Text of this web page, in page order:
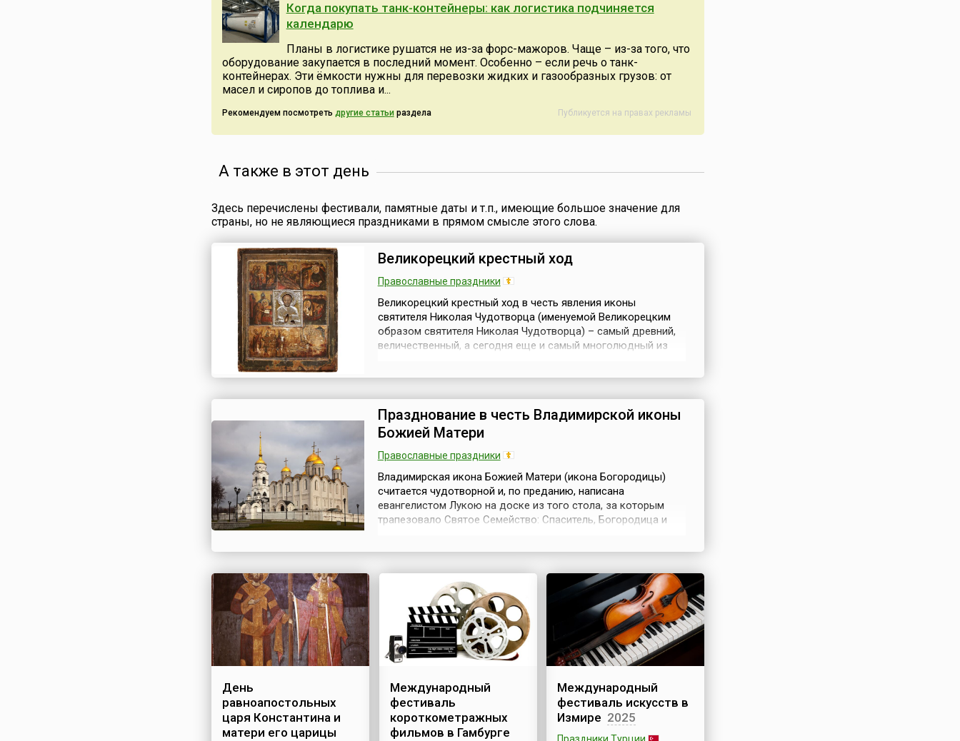
Когда покупать танк-контейнеры: как логистика подчиняется
календарю
Планы в логистике рушатся не из-за форс-мажоров. Чаще – из-за того, что
оборудование закупается в последний момент. Особенно – если речь о танк-
контейнерах. Эти ёмкости нужны для перевозки жидких и газообразных грузов: от
масел и сиропов до топлива и...
Рекомендуем посмотреть другие статьи раздела Публикуется на правах рекламы
А также в этот день
Здесь перечислены фестивали, памятные даты и т.п., имеющие большое значение для
страны, но не являющиеся праздниками в прямом смысле этого слова.
Великорецкий крестный ход
Православные праздники
Великорецкий крестный ход в честь явления иконы
святителя Николая Чудотворца (именуемой Великорецким
образом святителя Николая Чудотворца) – самый древний,
величественный, а сегодня еще и самый многолюдный из
Изначально ход начина...
Празднование в честь Владимирской иконы
Божией Матери
Православные праздники
Владимирская икона Божией Матери (икона Богородицы)
считается чудотворной и, по преданию, написана
евангелистом Лукою на доске из того стола, за которым
трапезовало Святое Семейство: Спаситель, Богородица и
будет».В Россию икона была завезе...
День
равноапостольных
царя Константина и
матери его царицы
Международный
фестиваль
короткометражных
фильмов в Гамбурге
Международный
фестиваль искусств в
Измире 2025